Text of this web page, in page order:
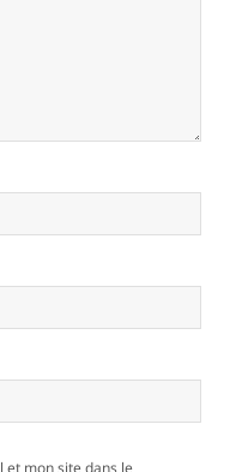
et mon site dans le